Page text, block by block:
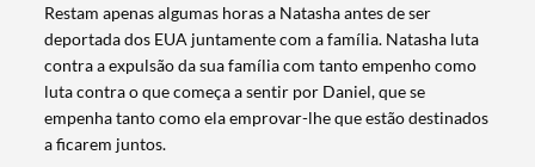
Restam apenas algumas horas a Natasha antes de ser
deportada dos EUA juntamente com a família. Natasha luta
contra a expulsão da sua família com tanto empenho como
luta contra o que começa a sentir por Daniel, que se
empenha tanto como ela emprovar-lhe que estão destinados
a ficarem juntos.